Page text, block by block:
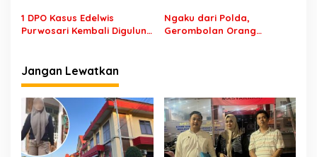
Ditangkap, Perkara
Ternyata Masih Lanjut
1 DPO Kasus Edelwis
Purwosari Kembali Digulung
Ngaku dari Polda,
Gerombolan Orang
Jangan Lewatkan